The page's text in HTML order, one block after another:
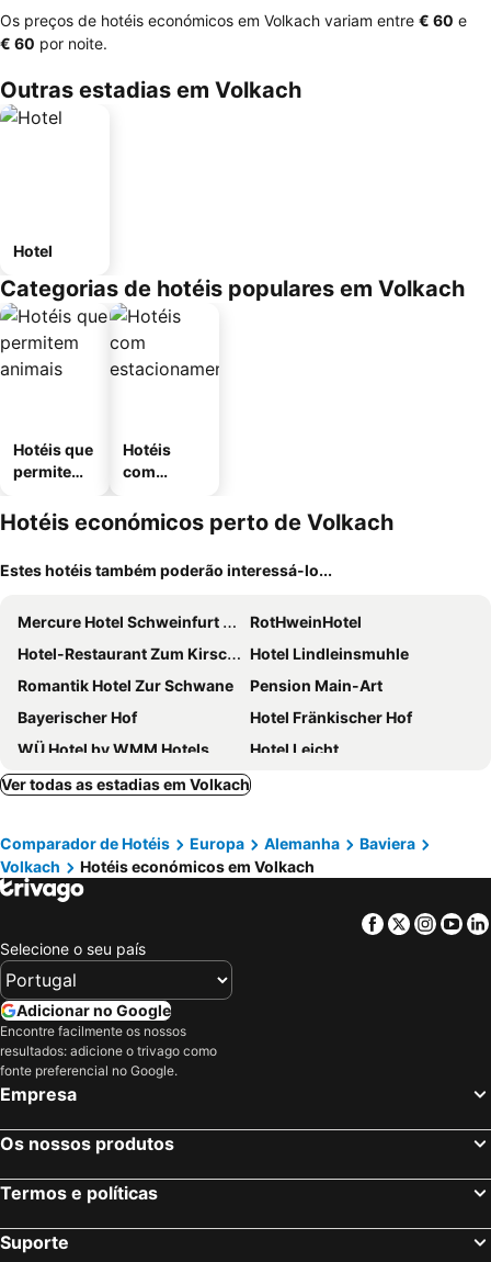
Os preços de hotéis económicos em Volkach variam entre ‎€ 60 e
‎€ 60 por noite.
Outras estadias em Volkach
Hotel
Categorias de hotéis populares em Volkach
Hotéis que
permitem
Hotéis
com
mento
Hotéis económicos perto de Volkach
Estes hotéis também poderão interessá-lo...
Mercure Hotel Schweinfurt Maininsel
RotHweinHotel
Hotel-Restaurant Zum Kirschbaum
Hotel Lindleinsmuhle
Romantik Hotel Zur Schwane
Pension Main-Art
Bayerischer Hof
Hotel Fränkischer Hof
WÜ Hotel by WMM Hotels
Hotel Leicht
Gasthaus Zum Hirschen
Eventhotel Ö-Cappuccino
Ver todas as estadias em Volkach
Comparador de Hotéis Europa Alemanha
Baviera
Volkach
Hotéis económicos em Volkach
Facebook
Twitter
Selecione o seu país
Adicionar no Google
Encontre facilmente os nossos
resultados: adicione o trivago como
fonte preferencial no Google.
Empresa
Os nossos produtos
Termos e políticas
Suporte